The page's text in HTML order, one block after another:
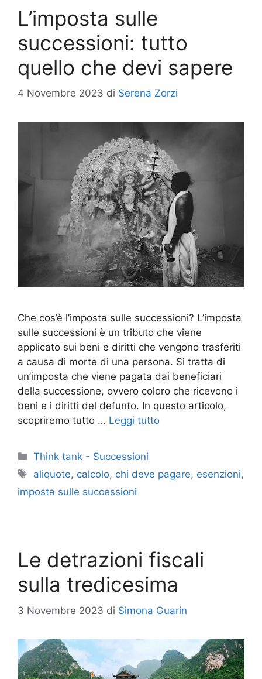
L’imposta sulle
successioni: tutto
quello che devi sapere
4 Novembre 2023 di Serena Zorzi
Che cos’è l’imposta sulle successioni? L’imposta
sulle successioni è un tributo che viene
applicato sui beni e diritti che vengono trasferiti
a causa di morte di una persona. Si tratta di
un’imposta che viene pagata dai beneficiari
della successione, ovvero coloro che ricevono i
beni e i diritti del defunto. In questo articolo,
scopriremo tutto … Leggi tutto
Categorie
Think tank - Successioni
Tag
aliquote, calcolo, chi deve pagare, esenzioni,
imposta sulle successioni
Le detrazioni fiscali
sulla tredicesima
3 Novembre 2023 di Simona Guarin